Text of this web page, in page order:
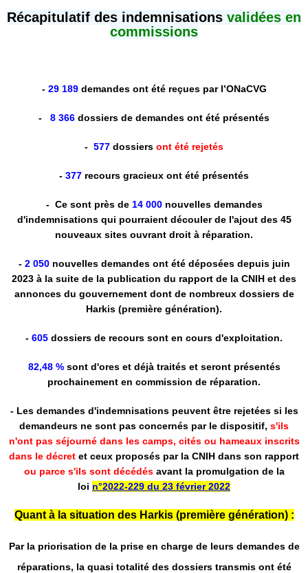
Récapitulatif des indemnisations validées en
commissions
- 29 189demandes ont été reçues par l’ONaCVG
- 8 366 dossiers de demandes ont été présentés
- 577 dossiers ont été rejetés
- 377 recours gracieux ont été présentés
- Ce sont près de 14 000nouvelles demandes
d'indemnisations qui pourraient découler de l'ajout des 45
nouveaux sites ouvrant droit à réparation.
- 2 050nouvelles demandes ont été déposées depuis juin
2023 à la suite de la publication du rapport de la CNIH et des
annonces du gouvernement dont de nombreux dossiers de
Harkis (première génération).
- 605 dossiers de recours sont en cours d'exploitation.
82,48 %sont d'ores et déjà traités et seront présentés
prochainement en commission de réparation.
- Les demandes d'indemnisations peuvent être rejetées si les
demandeurs ne sont pas concernés par le dispositif, s'ils
n'ont pas séjourné dans les camps, cités ou hameaux inscrits
dans le décret et ceux proposés par la CNIH dans son rapport
ou parce s'ils sont décédésavant la promulgation de la
loi n°2022-229 du 23 février 2022
Quant à la situation des Harkis (première génération) :
Par la priorisation de la prise en charge de leurs demandes de
réparations, la quasi totalité des dossiers transmis ont été